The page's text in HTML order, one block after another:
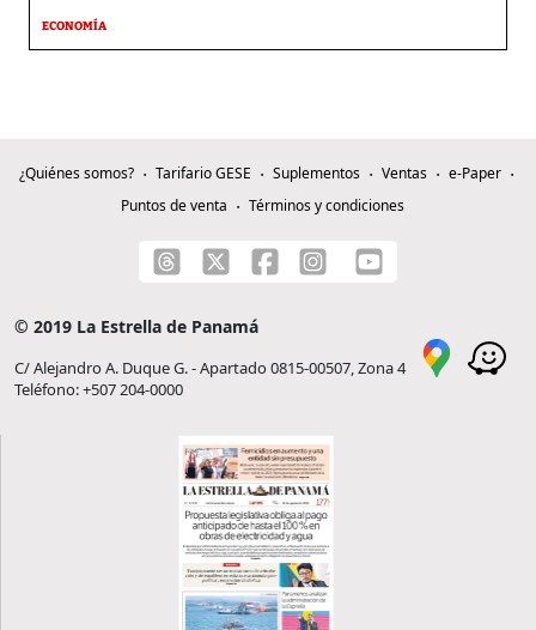
ECONOMÍA
¿Quiénes somos? Tarifario GESE Suplementos Ventas
e-Paper
Puntos de venta
Términos y condiciones
© 2019 La Estrella de Panamá
C/ Alejandro A. Duque G. - Apartado 0815-00507, Zona 4
Teléfono: +507 204-0000